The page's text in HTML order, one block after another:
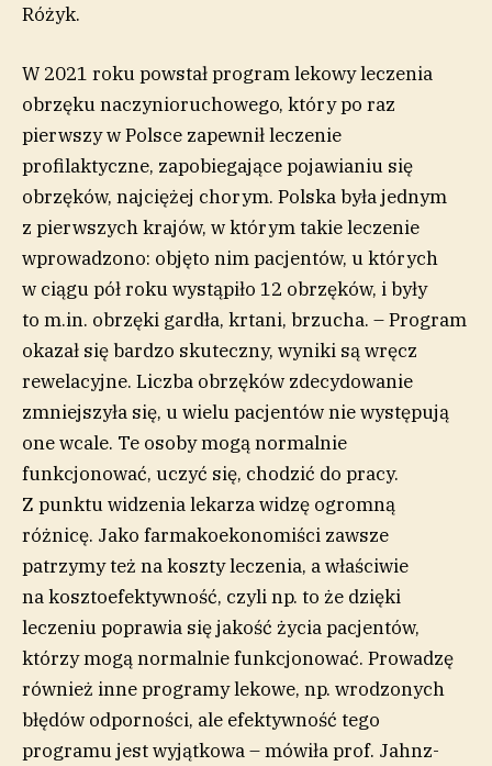
Różyk.
W 2021 roku powstał program lekowy leczenia
obrzęku naczynioruchowego, który po raz
pierwszy w Polsce zapewnił leczenie
profilaktyczne, zapobiegające pojawianiu się
obrzęków, najciężej chorym. Polska była jednym
z pierwszych krajów, w którym takie leczenie
wprowadzono: objęto nim pacjentów, u których
w ciągu pół roku wystąpiło 12 obrzęków, i były
to m.in. obrzęki gardła, krtani, brzucha. – Program
okazał się bardzo skuteczny, wyniki są wręcz
rewelacyjne. Liczba obrzęków zdecydowanie
zmniejszyła się, u wielu pacjentów nie występują
one wcale. Te osoby mogą normalnie
funkcjonować, uczyć się, chodzić do pracy.
Z punktu widzenia lekarza widzę ogromną
różnicę. Jako farmakoekonomiści zawsze
patrzymy też na koszty leczenia, a właściwie
na kosztoefektywność, czyli np. to że dzięki
leczeniu poprawia się jakość życia pacjentów,
którzy mogą normalnie funkcjonować. Prowadzę
również inne programy lekowe, np. wrodzonych
błędów odporności, ale efektywność tego
programu jest wyjątkowa – mówiła prof. Jahnz-